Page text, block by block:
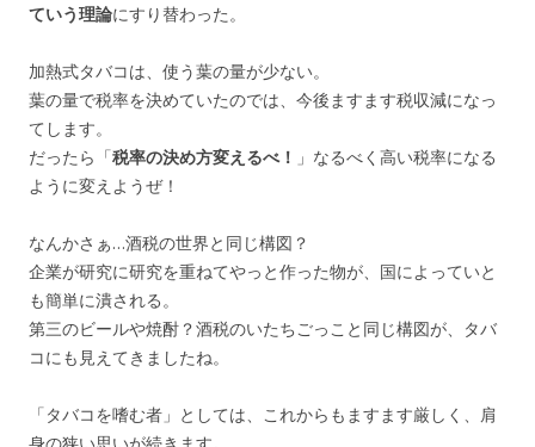
ていう理論にすり替わった。
加熱式タバコは、使う葉の量が少ない。
葉の量で税率を決めていたのでは、今後ますます税収減になっ
てします。
だったら「税率の決め方変えるべ！ 」なるべく高い税率になる
ように変えようぜ！
なんかさぁ…酒税の世界と同じ構図？
企業が研究に研究を重ねてやっと作った物が、国によっていと
も簡単に潰される。
第三のビールや焼酎？酒税のいたちごっこと同じ構図が、タバ
コにも見えてきましたね。
「タバコを嗜む者」としては、これからもますます厳しく、肩